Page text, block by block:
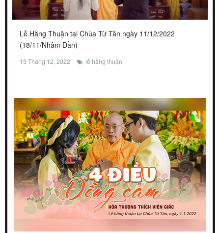
Lễ Hằng Thuận tại Chùa Từ Tân ngày 11/12/2022
(18/11/Nhâm Dần)
13 Tháng 12, 2022 lễ hằng thuận